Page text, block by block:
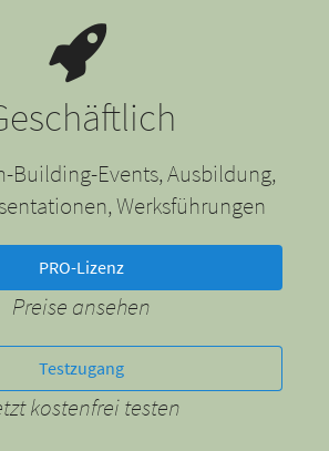
Building-Events, Ausbildung,
Werksführungen
PRO-Lizenz
Preise ansehen
Testzugang
kostenfrei testen